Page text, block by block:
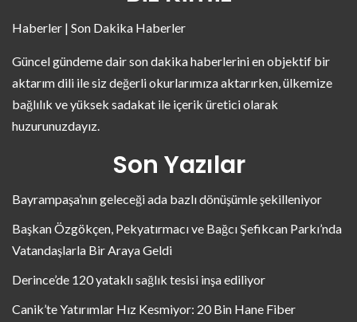
Haberler | Son Dakika Haberler
Güncel gündeme dair son dakika haberlerini en objektif bir
aktarım dili ile siz değerli okurlarımıza aktarırken, ülkemize
bağlılık ve yüksek sadakat ile içerik üretici olarak
huzurunuzdayız.
Son Yazılar
Bayrampaşa’nın geleceği ada bazlı dönüşümle şekilleniyor
Başkan Özgökçen, Pekyatırmacı ve Bağcı Şefikcan Parkı’nda
Vatandaşlarla Bir Araya Geldi
Derince’de 120 yataklı sağlık tesisi inşa ediliyor
Canik’te Yatırımlar Hız Kesmiyor: 20 Bin Hane Fiber